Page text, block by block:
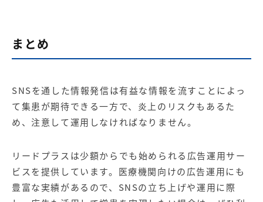
まとめ
SNSを通した情報発信は有益な情報を流すことによっ
て集患が期待できる一方で、炎上のリスクもあるた
め、注意して運用しなければなりません。
リードプラスは少額からでも始められる広告運用サー
ビスを提供しています。医療機関向けの広告運用にも
豊富な実績があるので、SNSの立ち上げや運用に際